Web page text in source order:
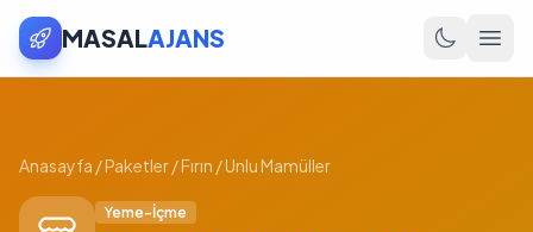
MASALAJANS
Anasayfa /Paketler/Fırın / Unlu Mamüller
Yeme-İçme